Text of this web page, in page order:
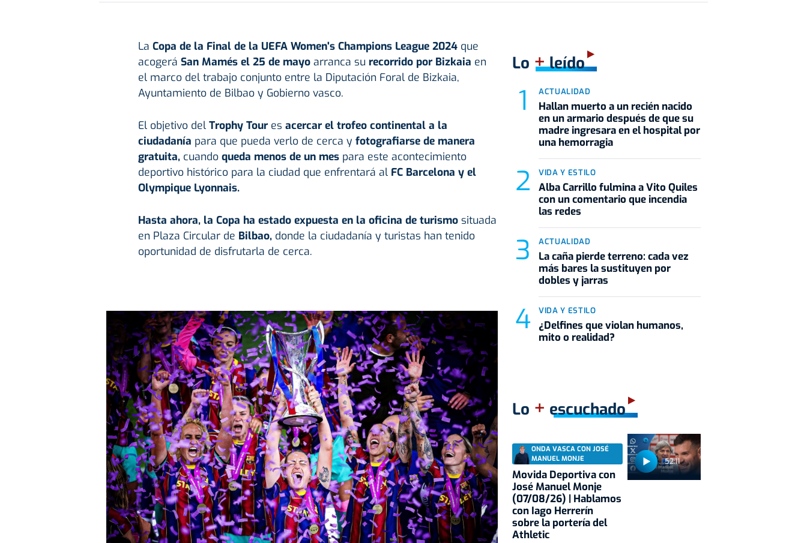
La Copa de la Final de la UEFA Women's Champions League 2024que
acogerá San Mamés el 25 de mayoarranca su recorrido por Bizkaia en
el marco del trabajo conjunto entre la Diputación Foral de Bizkaia,
Ayuntamiento de Bilbao y Gobierno vasco.
El objetivo del Trophy Toures acercar el trofeo continental a la
ciudadanía para que pueda verlo de cerca y fotografiarse de manera
gratuita,cuando queda menos de un mes para este acontecimiento
deportivo histórico para la ciudad que enfrentará alFC Barcelona y el
Olympique Lyonnais.
Hasta ahora, la Copa ha estado expuesta en la oficina de turismosituada
en Plaza Circular de Bilbao,donde la ciudadanía y turistas han tenido
oportunidad de disfrutarla de cerca.
Lo +leído
ACTUALIDAD
Hallan muerto a un recién nacido
en un armario después de que su
madre ingresara en el hospital por
una hemorragia
VIDA Y ESTILO
Alba Carrillo fulmina a Vito Quiles
con un comentario que incendia
las redes
ACTUALIDAD
La caña pierde terreno: cada vez
más bares la sustituyen por
dobles y jarras
VIDA Y ESTILO
¿Delfines que violan humanos,
mito o realidad?
Lo + escuchado
52:11
ONDA VASCA CON JOSÉ
MANUEL MONJE
Movida Deportiva con
José Manuel Monje
(07/08/26) | Hablamos
con Iago Herrerín
sobre la portería del
Athletic